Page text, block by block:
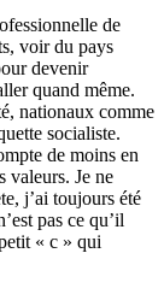
de
voir du pays
devenir
quand même.
nationaux comme
socialiste.
de moins en
valeurs. Je ne
j’ai toujours été
pas ce qu’il
« c » qui